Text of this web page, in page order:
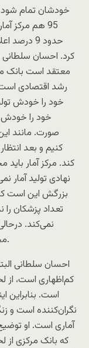
خودشان تمام شود
حدود 9
کرد. احسان سلطانی
معتقد است بانک
رشد اقتصادی
خود را خودش
خود را خودش
صورت. مانند
کنیم و بعد
کند. مرکز آمار
نهادی تولید آمار
بزرگش این است که
تعداد پزشکان
نمی‌کند.
محاسبه نمی‌شود، بر سر موازی‌کاری دعوا داریم.
احسان سلطانی
کم‌اظهاری است، از
است. بنابراین
نگران‌کننده است و
آماری است. او
که بانک مرکزی